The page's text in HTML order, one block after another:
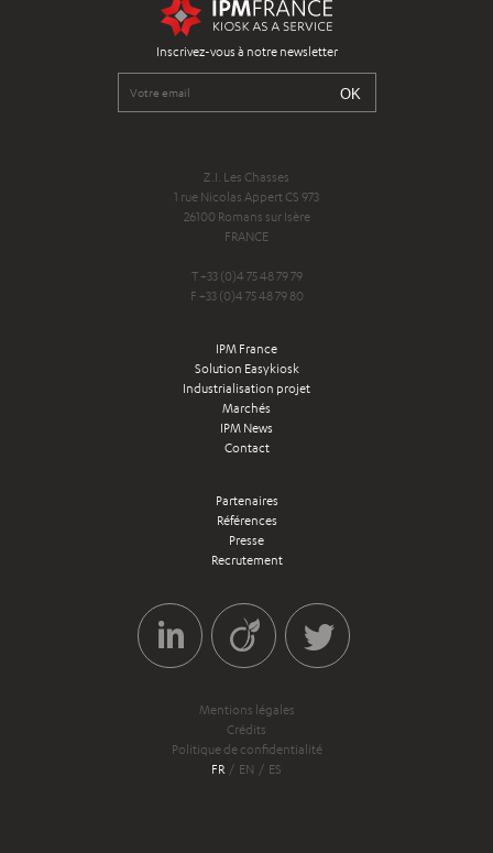
Inscrivez-vous à notre newsletter
Z.I. Les Chasses
1 rue Nicolas Appert CS 973
26100 Romans sur Isère
FRANCE
T +33 (0)4 75 48 79 79
F +33 (0)4 75 48 79 80
IPM France
Solution Easykiosk
Industrialisation projet
Marchés
IPM News
Contact
Partenaires
Références
Presse
Recrutement
Mentions légales
Crédits
Politique de confidentialité
FR
EN ES